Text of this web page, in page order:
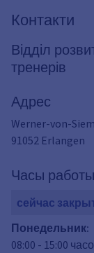
Контакти
Відділ
тренерів
Адрес
Werner-von-
91052 Erlangen
Часы работы
сейчас
Понедельник:
08:00 - 15:00